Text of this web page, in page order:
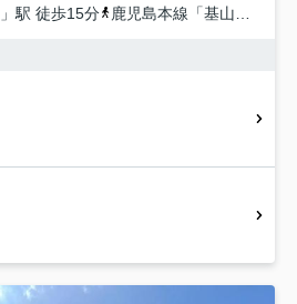
」駅 徒歩15分 鹿児島本線 「基山